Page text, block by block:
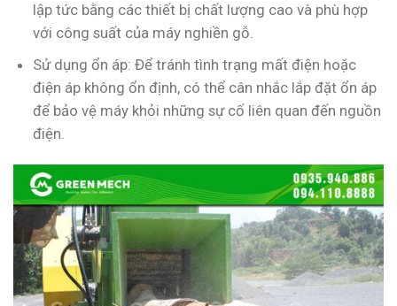
lập tức bằng các thiết bị chất lượng cao và phù hợp
với công suất của máy nghiền gỗ.
Sử dụng ổn áp: Để tránh tình trạng mất điện hoặc
điện áp không ổn định, có thể cân nhắc lắp đặt ổn áp
để bảo vệ máy khỏi những sự cố liên quan đến nguồn
điện.